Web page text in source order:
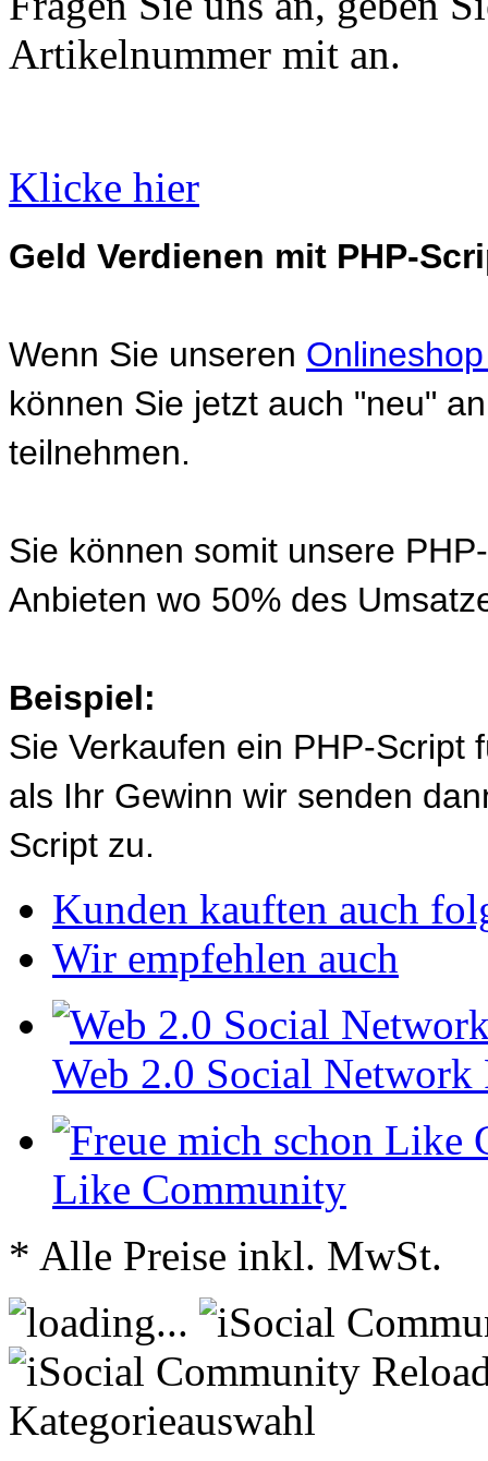
Artikelnummer mit an.
Klicke hier
Geld Verdienen mit PHP-
Wenn Sie unseren
können Sie jetzt auch "neu"
teilnehmen.
Sie können somit unsere
Anbieten wo 50% des
Beispiel:
Sie Verkaufen ein PHP-Script
als Ihr Gewinn wir senden
Script zu.
Kunden kauften auch
Wir empfehlen auch
Web 2.0 Social
Like Community
* Alle Preise inkl. MwSt.
Kategorieauswahl